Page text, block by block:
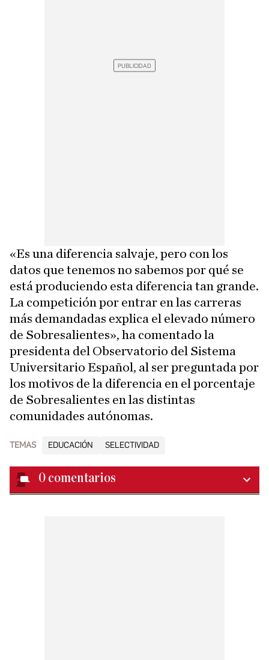
«Es una diferencia salvaje, pero con los
datos que tenemos no sabemos por qué se
está produciendo esta diferencia tan grande.
La competición por entrar en las carreras
más demandadas explica el elevado número
de Sobresalientes», ha comentado la
presidenta del Observatorio del Sistema
Universitario Español, al ser preguntada por
los motivos de la diferencia en el porcentaje
de Sobresalientes en las distintas
comunidades autónomas.
TEMAS EDUCACIÓN SELECTIVIDAD
0 comentarios